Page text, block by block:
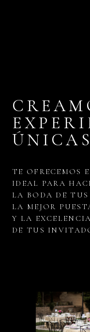
ÚNICAS
TE OFRECEMOS
IDEAL PARA
LA BODA DE
LA MEJOR
Y LA
DE TUS